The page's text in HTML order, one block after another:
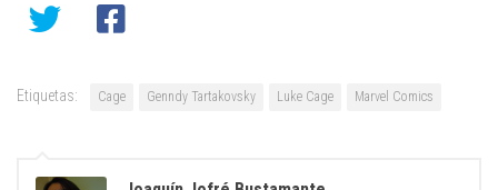
Etiquetas: Cage Genndy Tartakovsky Luke Cage Marvel Comics